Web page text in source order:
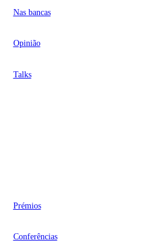
Nas bancas
Opinião
Talks
Prémios
Conferências